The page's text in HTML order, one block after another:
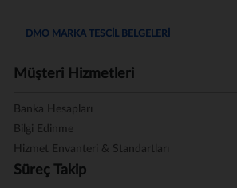
DMO MARKA TESCİL BELGELERİ
Müşteri Hizmetleri
Banka Hesapları
Bilgi Edinme
Hizmet Envanteri & Standartları
Süreç Takip